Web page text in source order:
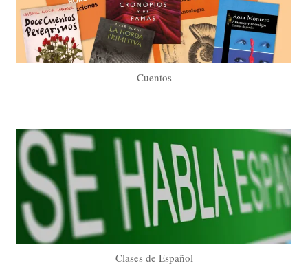
Cuentos
Clases de Español